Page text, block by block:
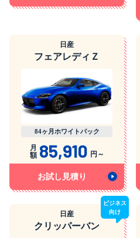
日産
フェアレディＺ
84ヶ月ホワイトパック
月
額 85,910 円～
お試し見積り
日産
クリッパーバン
ビジネス
向け